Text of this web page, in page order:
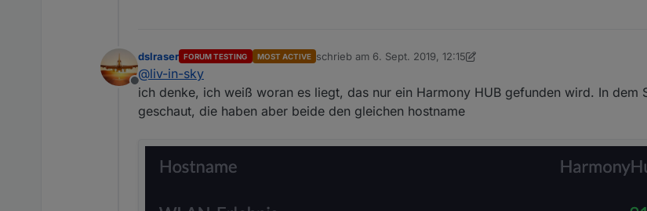
Offline
dslraser FORUM TESTING MOST ACTIVE schrieb am 6. Sept. 2019, 12:15
zuletzt editiert von dslraser9. Juni 2019, 14:15
@liv-in-sky
ich denke, ich weiß woran es liegt, das nur ein Harmony HUB gefunden wird. In dem
geschaut, die haben aber beide den gleichen hostname